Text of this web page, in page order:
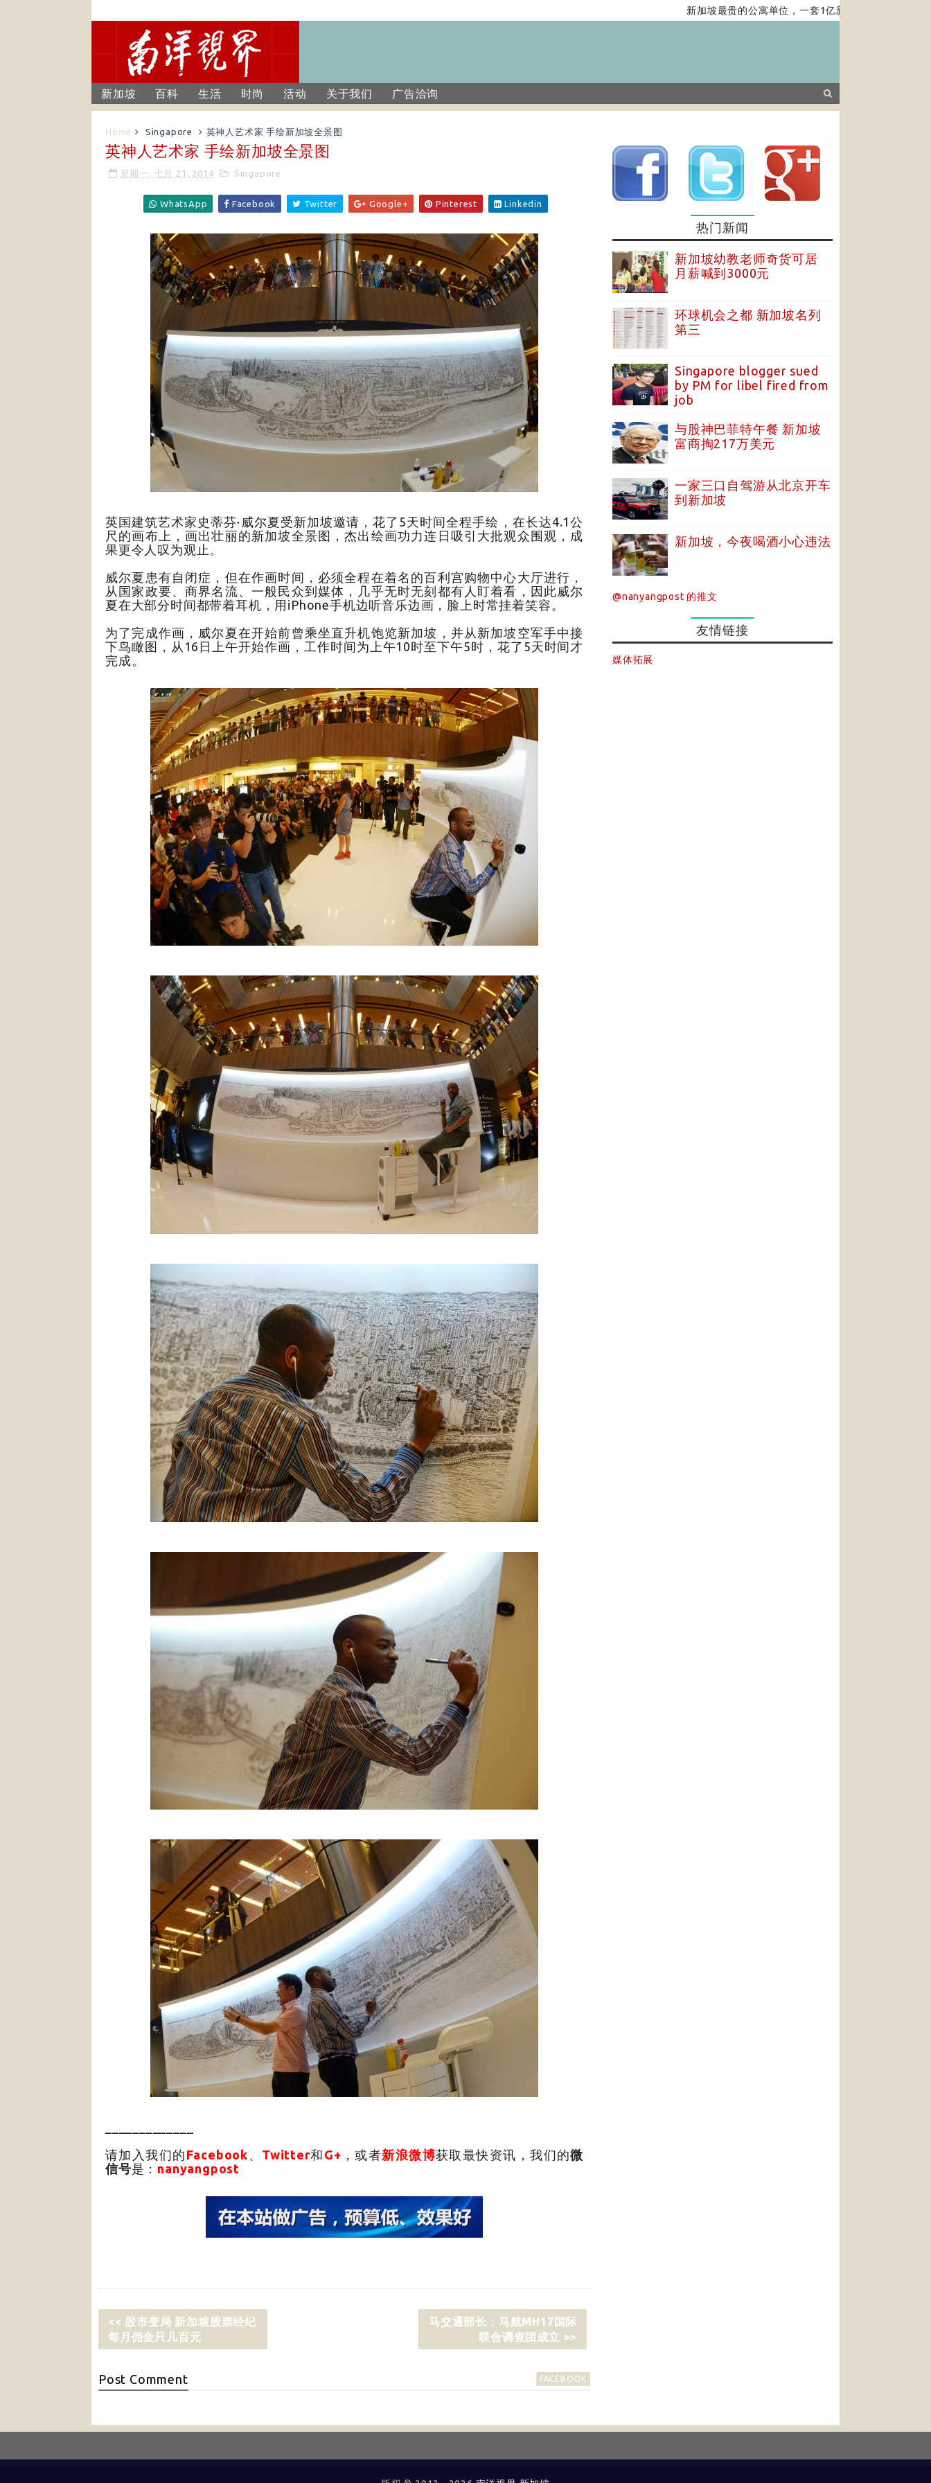
新加坡最贵的公寓单位，一套1亿新元，带你去看……
新加坡 百科 生活 时尚 活动 关于我们 广告洽询
Home Singapore 英神人艺术家 手绘新加坡全景图
英神人艺术家 手绘新加坡全景图
星期一, 七月 21, 2014 Singapore
WhatsApp Facebook Twitter Google+ Pinterest Linkedin
英国建筑艺术家史蒂芬·威尔夏受新加坡邀请，花了5天时间全程手绘，在长达4.1公
尺的画布上，画出壮丽的新加坡全景图，杰出绘画功力连日吸引大批观众围观，成
果更令人叹为观止。
威尔夏患有自闭症，但在作画时间，必须全程在着名的百利宫购物中心大厅进行，
从国家政要、商界名流、一般民众到媒体，几乎无时无刻都有人盯着看，因此威尔
夏在大部分时间都带着耳机，用iPhone手机边听音乐边画，脸上时常挂着笑容。
为了完成作画，威尔夏在开始前曾乘坐直升机饱览新加坡，并从新加坡空军手中接
下鸟瞰图，从16日上午开始作画，工作时间为上午10时至下午5时，花了5天时间才
完成。
请加入我们的 Facebook 、 Twitter和 G+ ，或者新浪微博获取最快资讯，我们的微
信号是： nanyangpost
<< 股市变局 新加坡股票经纪
每月佣金只几百元
马交通部长：马航MH17国际
联合调查团成立 >>
Post Comment FACEBOOK
热门新闻
新加坡幼教老师奇货可居
月薪喊到3000元
环球机会之都 新加坡名列
第三
Singapore blogger sued
by PM for libel fired from
job
与股神巴菲特午餐 新加坡
富商掏217万美元
一家三口自驾游从北京开车
到新加坡
新加坡，今夜喝酒小心违法
@nanyangpost 的推文
友情链接
媒体拓展